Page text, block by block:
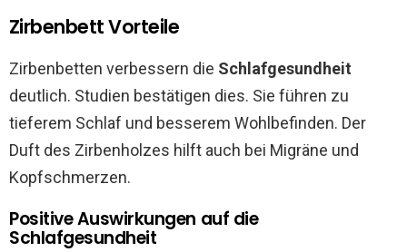
Zirbenbett Vorteile
Zirbenbetten verbessern die Schlafgesundheit
deutlich. Studien bestätigen dies. Sie führen zu
tieferem Schlaf und besserem Wohlbefinden. Der
Duft des Zirbenholzes hilft auch bei Migräne und
Kopfschmerzen.
Positive Auswirkungen auf die
Schlafgesundheit